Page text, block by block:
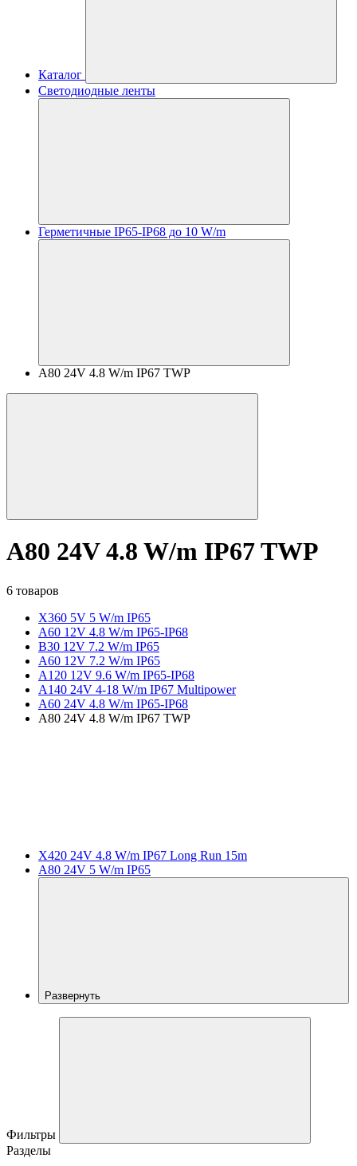
Каталог
Светодиодные ленты
Герметичные IP65-IP68 до 10 W/m
A80 24V 4.8 W/m IP67 TWP
A80 24V 4.8 W/m IP67 TWP
6 товаров
X360 5V 5 W/m IP65
A60 12V 4.8 W/m IP65-IP68
B30 12V 7.2 W/m IP65
A60 12V 7.2 W/m IP65
A120 12V 9.6 W/m IP65-IP68
A140 24V 4-18 W/m IP67 Multipower
A60 24V 4.8 W/m IP65-IP68
A80 24V 4.8 W/m IP67 TWP
X420 24V 4.8 W/m IP67 Long Run 15m
A80 24V 5 W/m IP65
Развернуть
Фильтры
Разделы